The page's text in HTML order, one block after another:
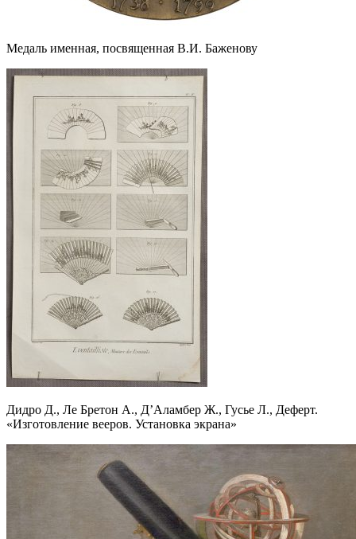
Медаль именная, посвященная В.И. Баженову
Дидро Д., Ле Бретон А., Д’Аламбер Ж., Гусье Л., Деферт.
«Изготовление вееров. Установка экрана»